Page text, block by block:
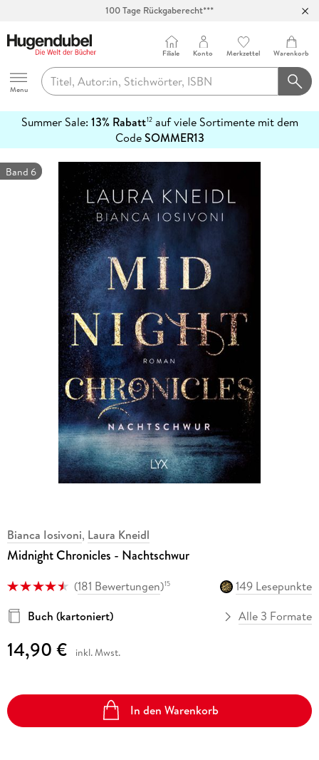
100 Tage Rückgaberecht***
Hugendubel
Menu
Filiale Konto Merkzettel Warenkorb
Summer Sale: 13% Rabatt12auf viele Sortimente mit dem
CodeSOMMER13
erfahren
Band 6
Bianca Iosivoni, Laura Kneidl
Midnight Chronicles - Nachtschwur
(181 Bewertungen)15
149 Lesepunkte
Buch (kartoniert)
Alle 3 Formate
14,90 € inkl. Mwst.
In den Warenkorb